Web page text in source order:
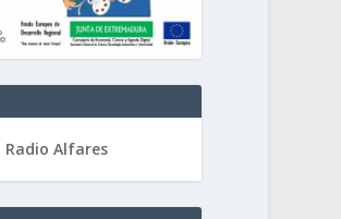
Radio Alfares